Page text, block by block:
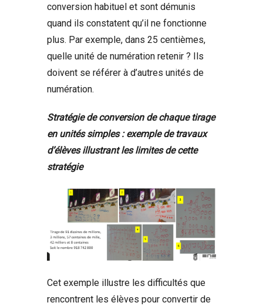
conversion habituel et sont démunis
quand ils constatent qu’il ne fonctionne
plus. Par exemple, dans 25 centièmes,
quelle unité de numération retenir ? Ils
doivent se référer à d’autres unités de
numération.
Stratégie de conversion de chaque tirage
en unités simples : exemple de travaux
d’élèves illustrant les limites de cette
stratégie
Cet exemple illustre les difficultés que
rencontrent les élèves pour convertir de